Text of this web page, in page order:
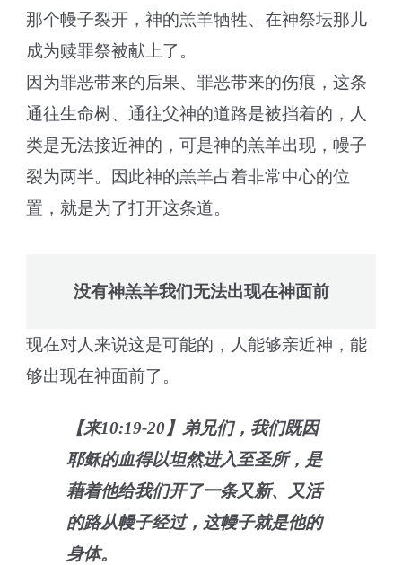
那个幔子裂开，神的羔羊牺牲、在神祭坛那儿
成为赎罪祭被献上了。
因为罪恶带来的后果、罪恶带来的伤痕，这条
通往生命树、通往父神的道路是被挡着的，人
类是无法接近神的，可是神的羔羊出现，幔子
裂为两半。因此神的羔羊占着非常中心的位
置，就是为了打开这条道。
没有神羔羊我们无法出现在神面前
现在对人来说这是可能的，人能够亲近神，能
够出现在神面前了。
【来10:19-20】弟兄们，我们既因
耶稣的血得以坦然进入至圣所，是
藉着他给我们开了一条又新、又活
的路从幔子经过，这幔子就是他的
身体。